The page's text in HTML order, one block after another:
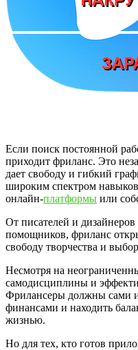
Если поиск постоянной
приходит фриланс. Это
дает свободу и гибкий
широким спектром
онлайн-платформы или
От писателей и
помощников, фриланс
свободу творчества и
Несмотря на
самодисциплины и
Фрилансеры должны сами
финансами и находить
жизнью.
Но для тех, кто готов